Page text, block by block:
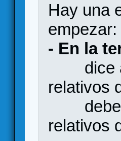
Hay una
empezar:
- En la
dice
relativos
relativos